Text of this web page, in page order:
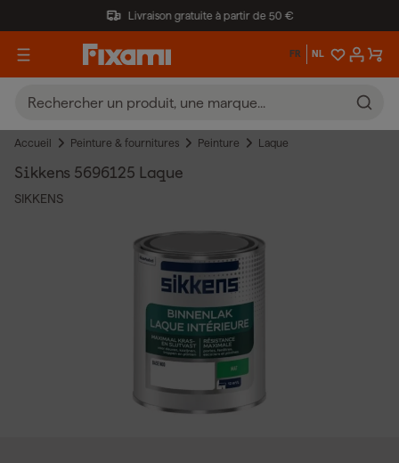
Livraison gratuite à partir de 50 €
FR NL
Accueil Peinture & fournitures Peinture Laque
Sikkens 5696125 Laque
SIKKENS